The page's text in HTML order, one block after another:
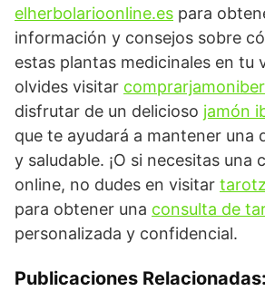
elherbolarioonline.es para
información y consejos sobre
estas plantas medicinales en tu
olvides visitar
disfrutar de un delicioso jamón
que te ayudará a mantener una
y saludable. ¡O si necesitas una
online, no dudes en visitar
para obtener una consulta de
personalizada y confidencial.
Publicaciones Relacionadas: